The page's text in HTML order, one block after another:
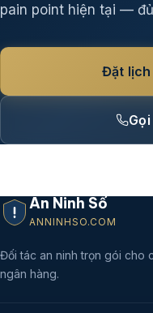
pain point hiện tại —
Đặt lịch
An Ninh Số
ANNINHSO.COM
Đối tác an ninh trọn gói cho
ngân hàng.